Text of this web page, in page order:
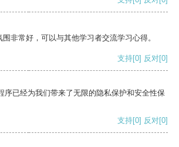
非常好，可以与其他学习者交流学习心得。
支持[0] 反对[0]
序已经为我们带来了无限的隐私保护和安全性保
支持[0] 反对[0]